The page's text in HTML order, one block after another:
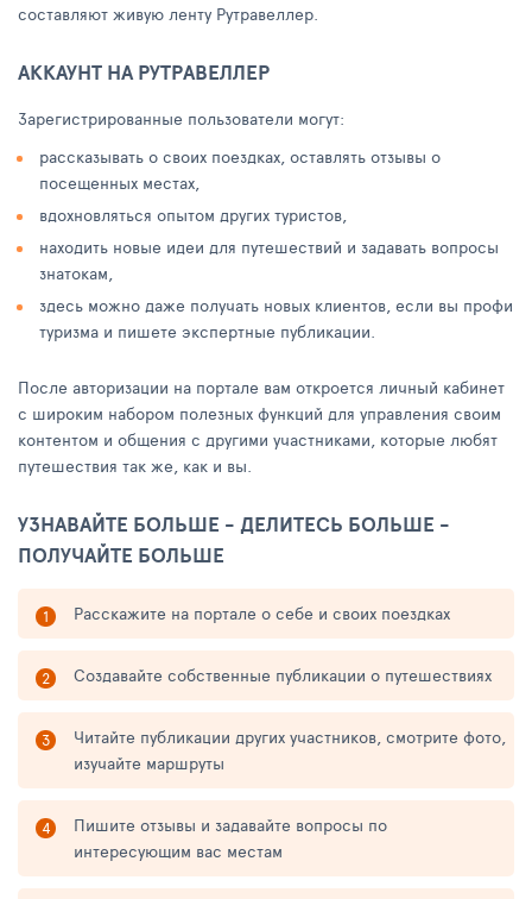
составляют живую ленту Рутравеллер.
АККАУНТ НА РУТРАВЕЛЛЕР
Зарегистрированные пользователи могут:
рассказывать о своих поездках, оставлять отзывы о
посещенных местах,
вдохновляться опытом других туристов,
находить новые идеи для путешествий и задавать вопросы
знатокам,
здесь можно даже получать новых клиентов, если вы профи
туризма и пишете экспертные публикации.
После авторизации на портале вам откроется личный кабинет
с широким набором полезных функций для управления своим
контентом и общения с другими участниками, которые любят
путешествия так же, как и вы.
УЗНАВАЙТЕ БОЛЬШЕ - ДЕЛИТЕСЬ БОЛЬШЕ -
ПОЛУЧАЙТЕ БОЛЬШЕ
Расскажите на портале о себе и своих поездках
Создавайте собственные публикации о путешествиях
Читайте публикации других участников, смотрите фото,
изучайте маршруты
Пишите отзывы и задавайте вопросы по
интересующим вас местам